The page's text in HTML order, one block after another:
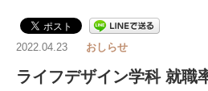
2022.04.23 おしらせ
ライフデザイン学科 就職